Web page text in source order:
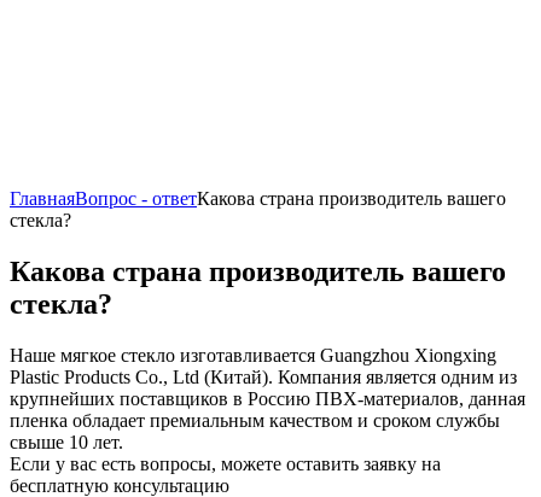
ГлавнаяВопрос - ответКакова страна производитель вашего
стекла?
Какова страна производитель вашего
стекла?
Наше мягкое стекло изготавливается Guangzhou Xiongxing
Plastic Products Co., Ltd (Китай). Компания является одним из
крупнейших поставщиков в Россию ПВХ-материалов, данная
пленка обладает премиальным качеством и сроком службы
свыше 10 лет.
Если у вас есть вопросы, можете оставить заявку на
бесплатную консультацию